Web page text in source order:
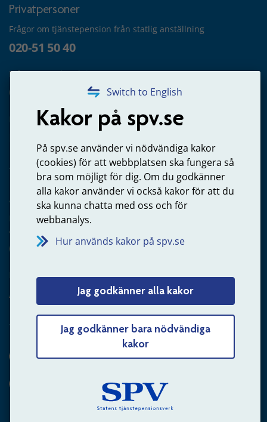
Switch to English
Kakor på spv.se
På spv.se använder vi nödvändiga kakor
(cookies) för att webbplatsen ska fungera så
bra som möjligt för dig. Om du godkänner
alla kakor använder vi också kakor för att du
ska kunna chatta med oss och för
webbanalys.
Hur används kakor på spv.se
Jag godkänner alla kakor
Jag godkänner bara nödvändiga
kakor
Privatpersoner
Frågor om tjänstepension från statlig anställning
020-51 50 40
Frågor om utbetalning
020-65 00 65
Kontakta oss
Arbetsgivare
Frågor om administration av tjänstepension från statlig
anställning
060-18 75 03
Kontakta oss
Arbetsgivare – skicka mejl till oss
Hitta svaret på din fråga
Andra sätt att kontakta oss